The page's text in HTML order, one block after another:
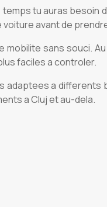
tu auras
avant de
sans souci.
faciles a controler.
a differents
a Cluj et au-dela.